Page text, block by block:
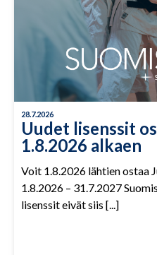
28.7.2026
Uudet lisenssit
1.8.2026 alkaen
Voit 1.8.2026 lähtien ostaa
1.8.2026 – 31.7.2027
lisenssit eivät siis [...]